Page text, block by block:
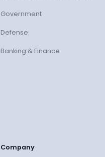
Government
Defense
Banking & Finance
Company